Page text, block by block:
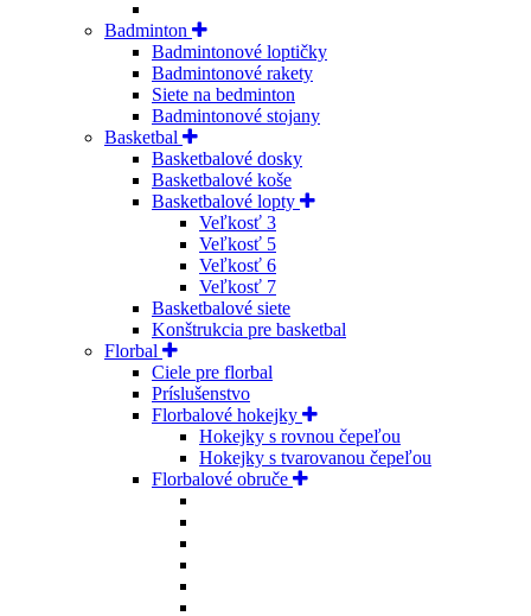
Badminton
Badmintonové loptičky
Badmintonové rakety
Siete na bedminton
Badmintonové stojany
Basketbal
Basketbalové dosky
Basketbalové koše
Basketbalové lopty
Veľkosť 3
Veľkosť 5
Veľkosť 6
Veľkosť 7
Basketbalové siete
Konštrukcia pre basketbal
Florbal
Ciele pre florbal
Príslušenstvo
Florbalové hokejky
Hokejky s rovnou čepeľou
Hokejky s tvarovanou čepeľou
Florbalové obruče